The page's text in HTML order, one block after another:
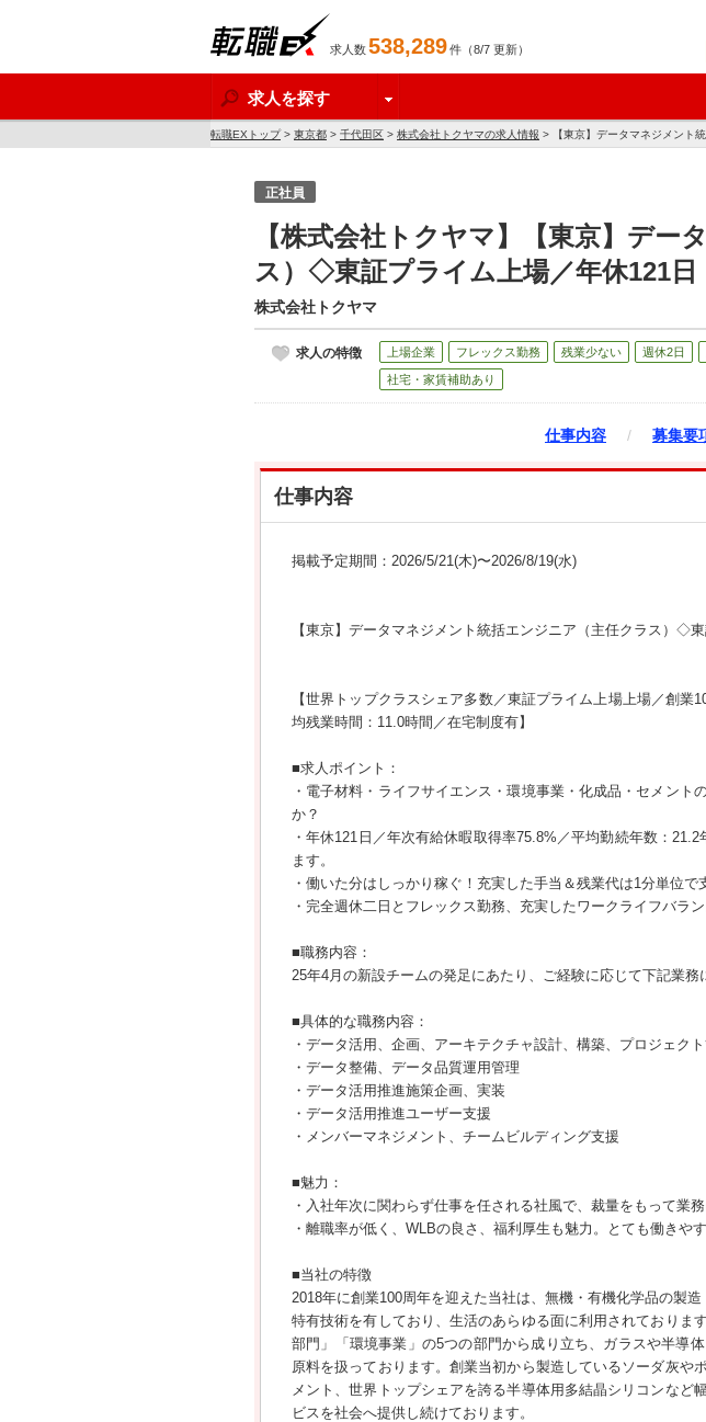
求人数538,289件（8/7 更新）
求人を探す
転職EXトップ> 東京都 > 千代田区 > 株式会社トクヤマの求人情報 > 【東京】データマネジメント
正社員
【株式会社トクヤマ】【東京】デ
ス）◇東証プライム上場／年休121日
株式会社トクヤマ
求人の特徴 上場企業 フレックス勤務 残業少ない 週休2日
社宅・家賃補助あり
仕事内容 / 募集要
仕事内容
掲載予定期間：2026/5/21(木)〜2026/8/19(水)
【東京】データマネジメント統括エンジニア（主任クラス）◇
【世界トップクラスシェア多数／東証プライム上場上場／創
均残業時間：11.0時間／在宅制度有】
■求人ポイント：
・電子材料・ライフサイエンス・環境事業・化成品・セメン
か？
・年休121日／年次有給休暇取得率75.8%／平均勤続年数：
ます。
・働いた分はしっかり稼ぐ！充実した手当＆残業代は1分単位で
・完全週休二日とフレックス勤務、充実したワークライフバラ
■職務内容：
25年4月の新設チームの発足にあたり、ご経験に応じて下記業
■具体的な職務内容：
・データ活用、企画、アーキテクチャ設計、構築、プロジェク
・データ整備、データ品質運用管理
・データ活用推進施策企画、実装
・データ活用推進ユーザー支援
・メンバーマネジメント、チームビルディング支援
■魅力：
・入社年次に関わらず仕事を任される社風で、裁量をもって業
・離職率が低く、WLBの良さ、福利厚生も魅力。とても働きやす
■当社の特徴
2018年に創業100周年を迎えた当社は、無機・有機化学品の製
特有技術を有しており、生活のあらゆる面に利用されておりま
部門」「環境事業」の5つの部門から成り立ち、ガラスや半導
原料を扱っております。創業当初から製造しているソーダ灰や
メント、世界トップシェアを誇る半導体用多結晶シリコンな
ビスを社会へ提供し続けております。